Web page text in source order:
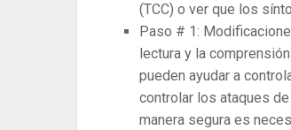
(TCC) o ver que los
Paso # 1:
lectura y la
pueden ayudar a
controlar los ataques
manera segura es